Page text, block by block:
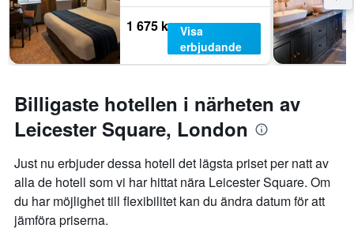
1 675 kr Visa
erbjudande
Billigaste hotellen i närheten av
Leicester Square, London
Just nu erbjuder dessa hotell det lägsta priset per natt av
alla de hotell som vi har hittat nära Leicester Square. Om
du har möjlighet till flexibilitet kan du ändra datum för att
jämföra priserna.